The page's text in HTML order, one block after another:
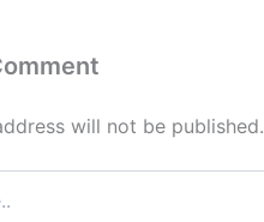
will not be published.